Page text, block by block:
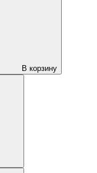
В корзину